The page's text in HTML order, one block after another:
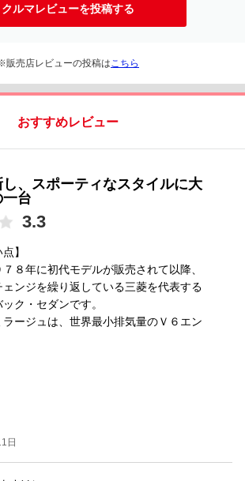
クルマレビューを投稿する
販売店レビューの投稿は こちら
おすすめレビュー
、スポーティなスタイルに大
台
3.3
】
８年に初代モデルが販売されて以降、
ンジを繰り返している三菱を代表する
ク・セダンです。
ージュは、世界最小排気量のＶ６エン
日